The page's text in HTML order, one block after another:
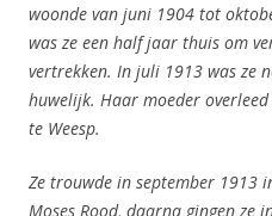
woonde van juni 1904 tot
was ze een half jaar thuis om
vertrekken. In juli 1913 was ze
huwelijk. Haar moeder
te Weesp.
Ze trouwde in september 1913
Moses Rood, daarna gingen ze